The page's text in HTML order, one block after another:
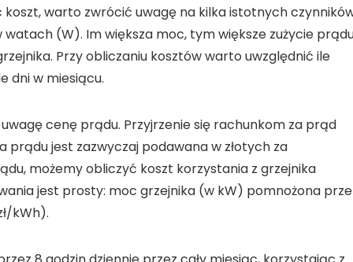
warto zwrócić uwagę na kilka istotnych
watach (W). Im większa moc, tym większe zużycie
Przy obliczaniu kosztów warto uwzględnić ile
dni w miesiącu.
cenę prądu. Przyjrzenie się rachunkom za prąd
jest zazwyczaj podawana w złotych za
możemy obliczyć koszt korzystania z grzejnika
jest prosty: moc grzejnika (w kW) pomnożona
kWh).